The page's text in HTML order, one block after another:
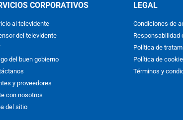
CORPORATIVOS
al televidente
del televidente
del buen gobierno
y proveedores
con nosotros
del sitio
LEGAL
Condiciones de
Responsabilidad
Política de
Política de
Términos y